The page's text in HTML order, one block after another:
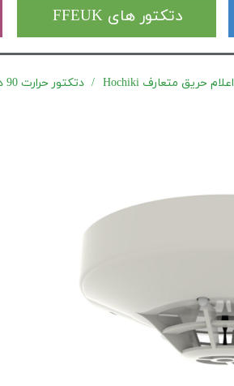
دتکتور های FFEUK
اعلام حریق متعارف Hochiki دتکتور حرارت 90 درجه هوچیکی Hochiki مدل DCD-CE3